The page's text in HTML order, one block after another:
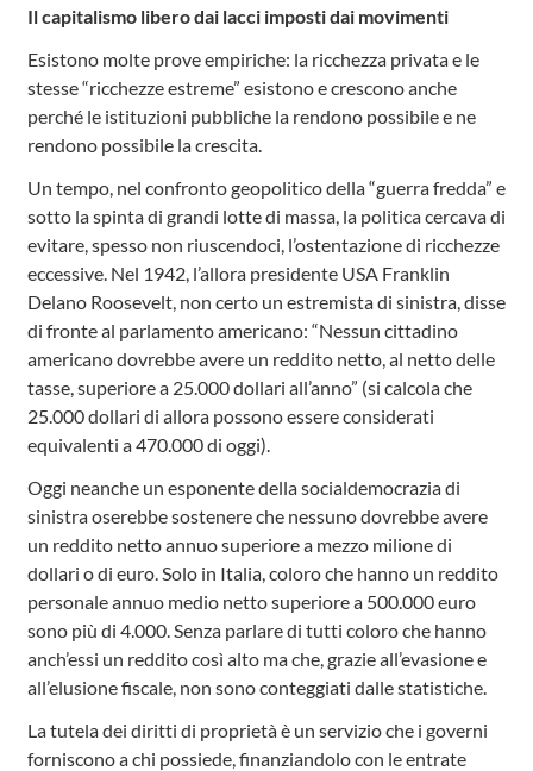
Il capitalismo libero dai lacci imposti dai movimenti
Esistono molte prove empiriche: la ricchezza privata e le
stesse “ricchezze estreme” esistono e crescono anche
perché le istituzioni pubbliche la rendono possibile e ne
rendono possibile la crescita.
Un tempo, nel confronto geopolitico della “guerra fredda” e
sotto la spinta di grandi lotte di massa, la politica cercava di
evitare, spesso non riuscendoci, l’ostentazione di ricchezze
eccessive. Nel 1942, l’allora presidente USA Franklin
Delano Roosevelt, non certo un estremista di sinistra, disse
di fronte al parlamento americano: “Nessun cittadino
americano dovrebbe avere un reddito netto, al netto delle
tasse, superiore a 25.000 dollari all’anno” (si calcola che
25.000 dollari di allora possono essere considerati
equivalenti a 470.000 di oggi).
Oggi neanche un esponente della socialdemocrazia di
sinistra oserebbe sostenere che nessuno dovrebbe avere
un reddito netto annuo superiore a mezzo milione di
dollari o di euro. Solo in Italia, coloro che hanno un reddito
personale annuo medio netto superiore a 500.000 euro
sono più di 4.000. Senza parlare di tutti coloro che hanno
anch’essi un reddito così alto ma che, grazie all’evasione e
all’elusione fiscale, non sono conteggiati dalle statistiche.
La tutela dei diritti di proprietà è un servizio che i governi
forniscono a chi possiede, finanziandolo con le entrate